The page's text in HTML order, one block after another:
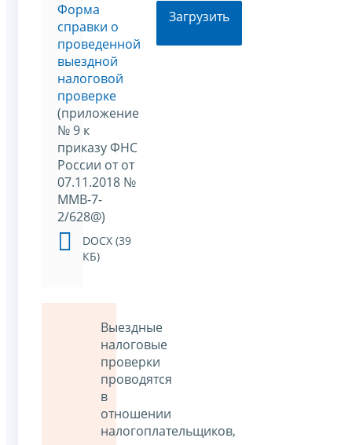
Форма
справки о
проведенной
выездной
налоговой
проверке
(приложение
№ 9 к
приказу ФНС
России от от
07.11.2018 №
ММВ-7-
2/628@)
DOCX (39
КБ)
Загрузить
Выездные
налоговые
проверки
проводятся
в
отношении
налогоплательщиков,